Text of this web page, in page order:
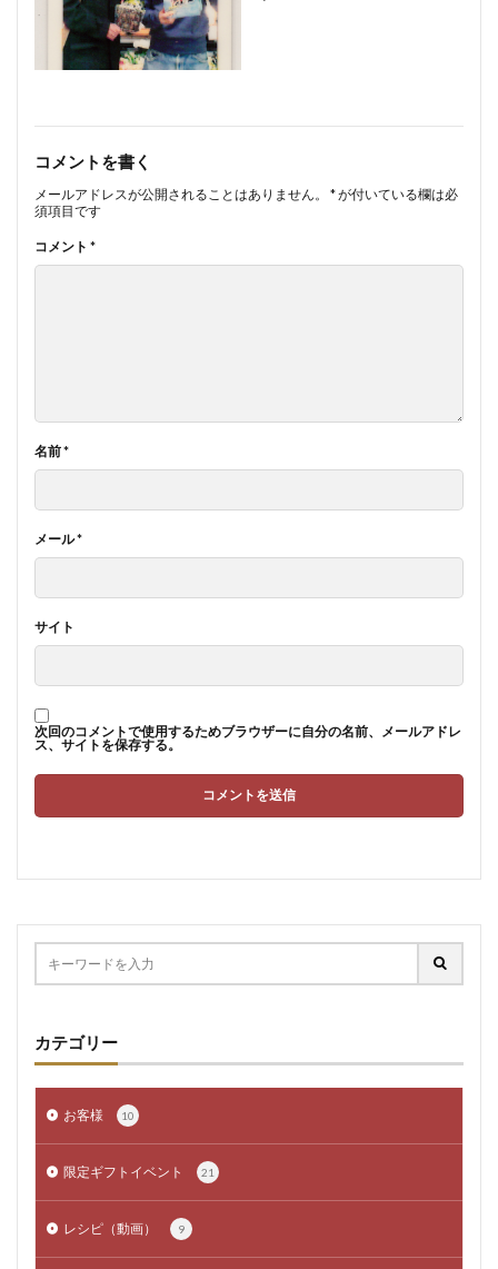
コメントを書く
メールアドレスが公開されることはありません。 *が付いている欄は必
須項目です
コメント *
名前*
メール*
サイト
次回のコメントで使用するためブラウザーに自分の名前、メールアドレ
ス、サイトを保存する。
カテゴリー
お客様 10
限定ギフトイベント 21
レシピ（動画） 9